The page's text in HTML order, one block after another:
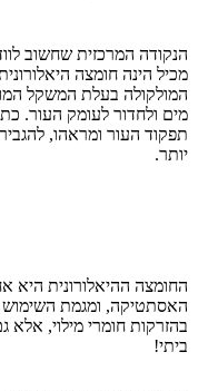
המרכזית שחשוב לוודא היא
חומצה היאלורונית
בעלת המשקל המולקולרי
לעומק העור. כתוצאה
העור ומראהו, להגביר את
ההיאלורונית היא אחד
ומגמת השימוש בה
חומרי מילוי, אלא גם